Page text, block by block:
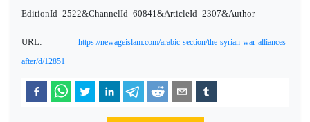
EditionId=2522&ChannelId=60841&ArticleId=2307&Author
URL:
https://newageislam.com/arabic-section/the-syrian-war-alliances-
after/d/12851